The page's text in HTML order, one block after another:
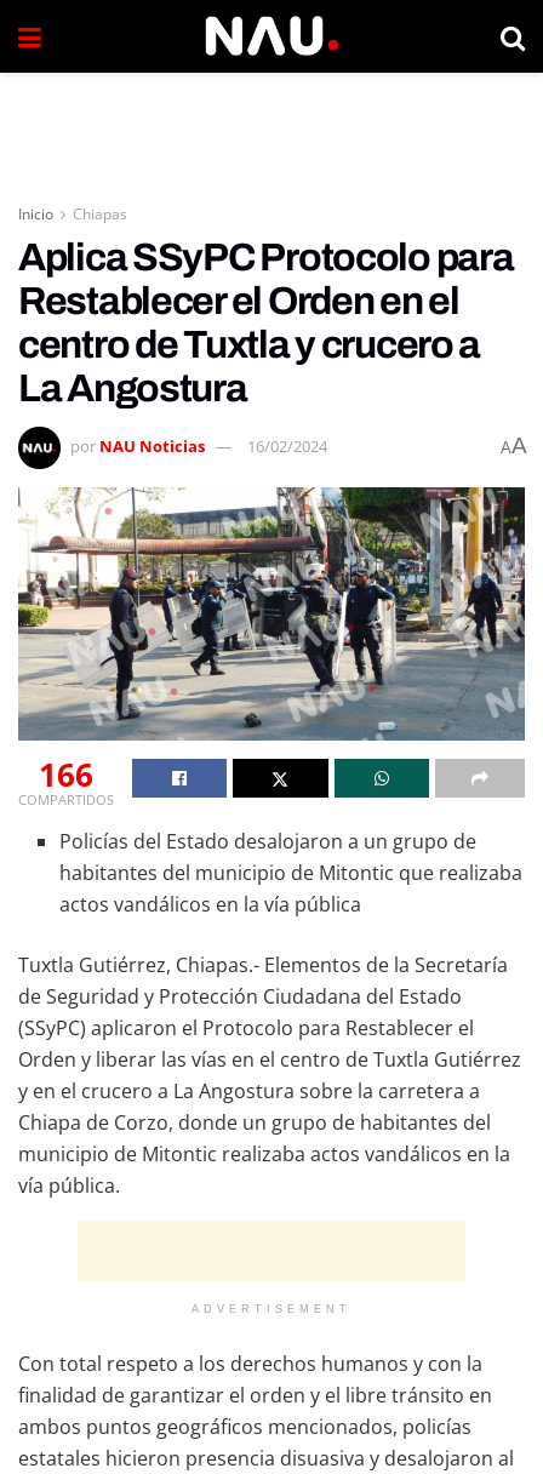
Inicio Chiapas
Aplica SSyPC Protocolo para
Restablecer el Orden en el
centro de Tuxtla y crucero a
La Angostura
por NAU Noticias 16/02/2024 AA
166
COMPARTIDOS
Policías del Estado desalojaron a un grupo de
habitantes del municipio de Mitontic que realizaba
actos vandálicos en la vía pública
Tuxtla Gutiérrez, Chiapas.- Elementos de la Secretaría
de Seguridad y Protección Ciudadana del Estado
(SSyPC) aplicaron el Protocolo para Restablecer el
Orden y liberar las vías en el centro de Tuxtla Gutiérrez
y en el crucero a La Angostura sobre la carretera a
Chiapa de Corzo, donde un grupo de habitantes del
municipio de Mitontic realizaba actos vandálicos en la
vía pública.
ADVERTISEMENT
Con total respeto a los derechos humanos y con la
finalidad de garantizar el orden y el libre tránsito en
ambos puntos geográficos mencionados, policías
estatales hicieron presencia disuasiva y desalojaron al